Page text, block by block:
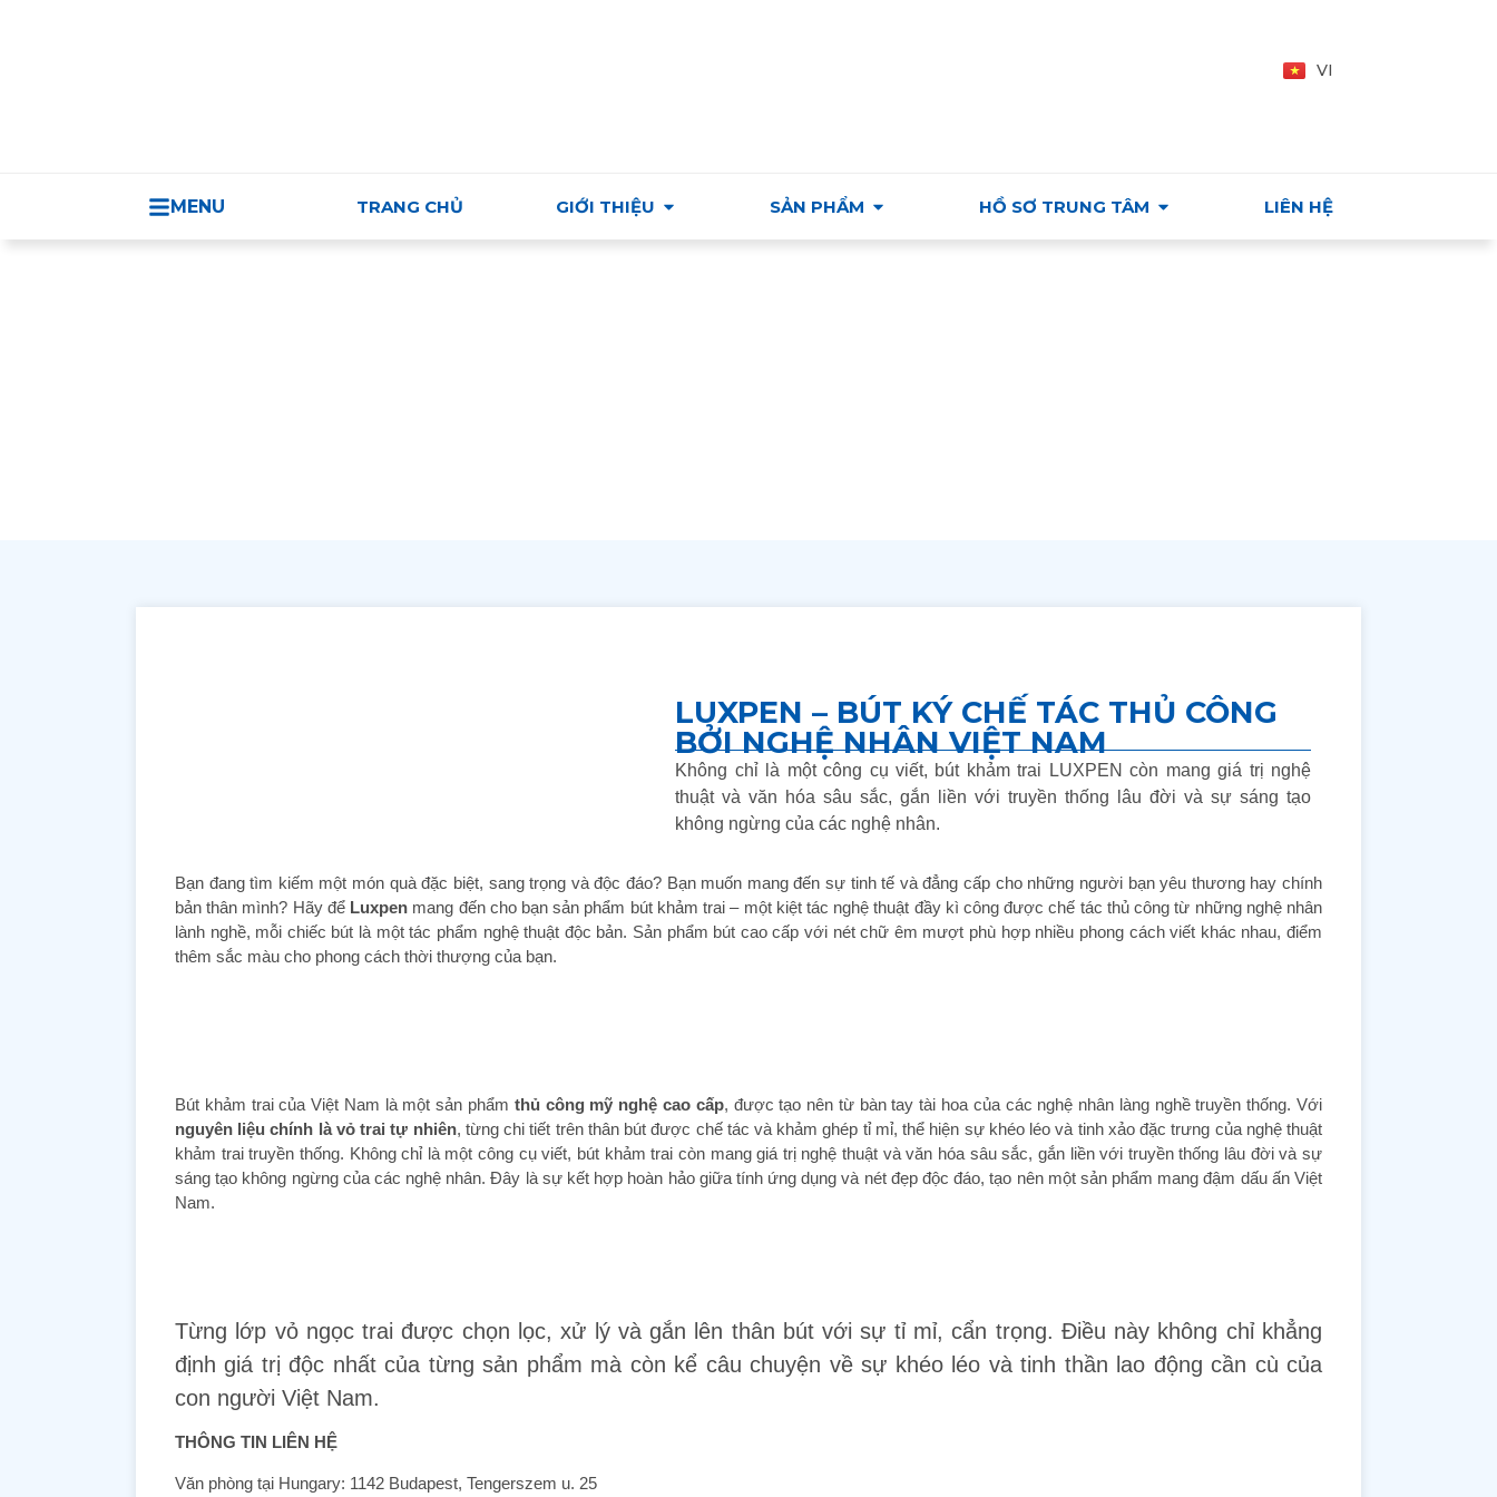
VI
HU
MENU TRANG CHỦ GIỚI THIỆU SẢN PHẨM HỒ SƠ TRUNG TÂM LIÊN HỆ
LUXPEN – BÚT KÝ CHẾ TÁC THỦ CÔNG
BỞI NGHỆ NHÂN VIỆT NAM
Không chỉ là một công cụ viết, bút khảm trai LUXPEN còn mang giá trị nghệ
thuật và văn hóa sâu sắc, gắn liền với truyền thống lâu đời và sự sáng tạo
không ngừng của các nghệ nhân.
Bạn đang tìm kiếm một món quà đặc biệt, sang trọng và độc đáo? Bạn muốn mang đến sự tinh tế và đẳng cấp cho những người bạn yêu thương hay chính
bản thân mình? Hãy để Luxpen mang đến cho bạn sản phẩm bút khảm trai – một kiệt tác nghệ thuật đầy kì công được chế tác thủ công từ những nghệ nhân
lành nghề, mỗi chiếc bút là một tác phẩm nghệ thuật độc bản. Sản phẩm bút cao cấp với nét chữ êm mượt phù hợp nhiều phong cách viết khác nhau, điểm
thêm sắc màu cho phong cách thời thượng của bạn.
Bút khảm trai của Việt Nam là một sản phẩm thủ công mỹ nghệ cao cấp, được tạo nên từ bàn tay tài hoa của các nghệ nhân làng nghề truyền thống. Với
nguyên liệu chính là vỏ trai tự nhiên, từng chi tiết trên thân bút được chế tác và khảm ghép tỉ mỉ, thể hiện sự khéo léo và tinh xảo đặc trưng của nghệ thuật
khảm trai truyền thống. Không chỉ là một công cụ viết, bút khảm trai còn mang giá trị nghệ thuật và văn hóa sâu sắc, gắn liền với truyền thống lâu đời và sự
sáng tạo không ngừng của các nghệ nhân. Đây là sự kết hợp hoàn hảo giữa tính ứng dụng và nét đẹp độc đáo, tạo nên một sản phẩm mang đậm dấu ấn Việt
Nam.
Từng lớp vỏ ngọc trai được chọn lọc, xử lý và gắn lên thân bút với sự tỉ mỉ, cẩn trọng. Điều này không chỉ khẳng
định giá trị độc nhất của từng sản phẩm mà còn kể câu chuyện về sự khéo léo và tinh thần lao động cần cù của
con người Việt Nam.
THÔNG TIN LIÊN HỆ
Văn phòng tại Hungary: 1142 Budapest, Tengerszem u. 25